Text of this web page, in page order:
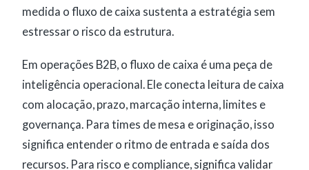
medida o fluxo de caixa sustenta a estratégia sem
estressar o risco da estrutura.
Em operações B2B, o fluxo de caixa é uma peça de
inteligência operacional. Ele conecta leitura de caixa
com alocação, prazo, marcação interna, limites e
governança. Para times de mesa e originação, isso
significa entender o ritmo de entrada e saída dos
recursos. Para risco e compliance, significa validar